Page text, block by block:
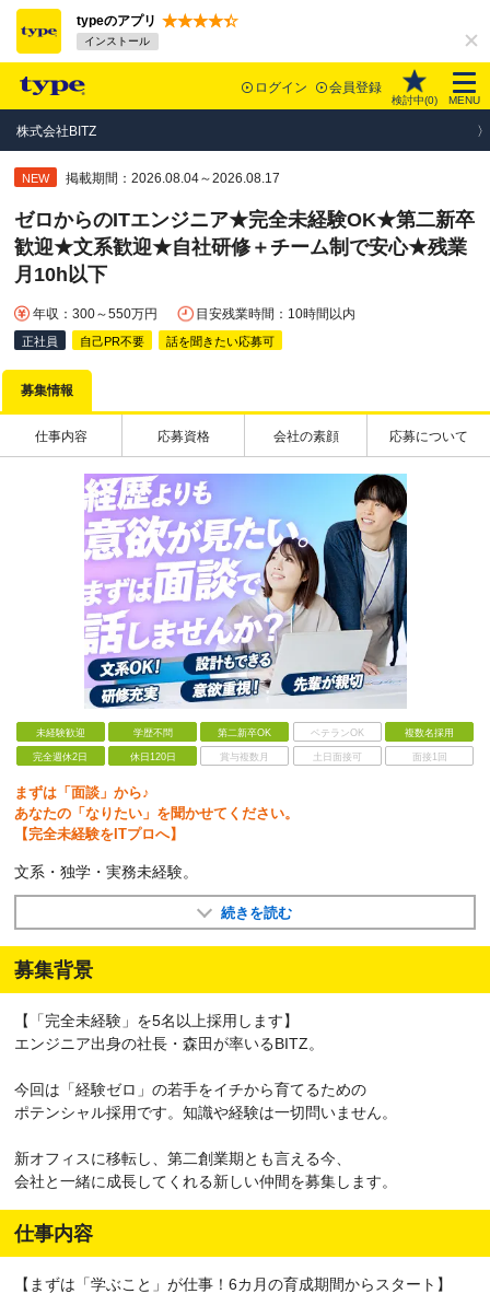
typeのアプリ
インストール
ログイン 会員登録
検討中(0) MENU
株式会社BITZ
NEW 掲載期間：2026.08.04～2026.08.17
ゼロからのITエンジニア★完全未経験OK★第二新卒
歓迎★文系歓迎★自社研修＋チーム制で安心★残業
月10h以下
年収：300～550万円 目安残業時間：10時間以内
正社員 自己PR不要 話を聞きたい応募可
募集情報
仕事内容 応募資格 会社の素顔 応募について
未経験歓迎 学歴不問 第二新卒OK ベテランOK 複数名採用
完全週休2日 休日120日 賞与複数月 土日面接可 面接1回
まずは「面談」から♪
あなたの「なりたい」を聞かせてください。
【完全未経験をITプロへ】
文系・独学・実務未経験。
続きを読む
募集背景
【「完全未経験」を5名以上採用します】
エンジニア出身の社長・森田が率いるBITZ。
今回は「経験ゼロ」の若手をイチから育てるための
ポテンシャル採用です。知識や経験は一切問いません。
新オフィスに移転し、第二創業期とも言える今、
会社と一緒に成長してくれる新しい仲間を募集します。
仕事内容
【まずは「学ぶこと」が仕事！6カ月の育成期間からスタート】